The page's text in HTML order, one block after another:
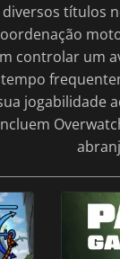
títulos
controlar um
jogabilidade